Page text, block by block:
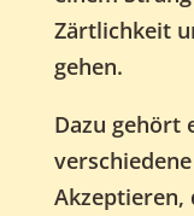
Zärtlichkeit
gehen.
Dazu gehört
Akzeptieren,